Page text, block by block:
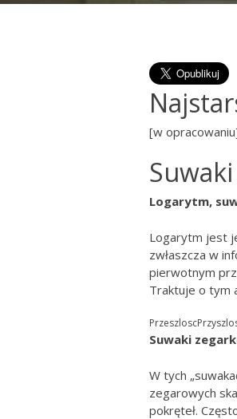
[w
Logarytm,
Logarytm jest
zwłaszcza w
pierwotnym
Traktuje o tym
Suwaki
W tych
zegarowych
pokręteł.